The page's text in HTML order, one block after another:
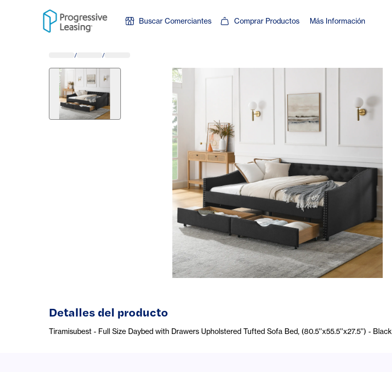
Skip to content
Buscar Comerciantes Comprar Productos Más Información
/ /
Detalles del producto
Tiramisubest - Full Size Daybed with Drawers Upholstered Tufted Sofa Bed, (80.5''x55.5''x27.5'') - Black